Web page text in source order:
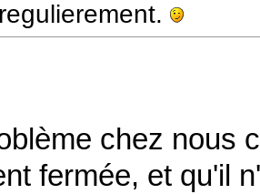
chez nous
fermée, et qu'il